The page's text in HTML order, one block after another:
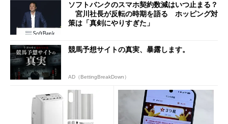
ソフトバンクのスマホ契約数減はいつ止まる？
宮川社長が反転の時期を語る ホッピング対
策は「真剣にやりすぎた」
競馬予想サイトの真実、暴露します。
AD（BettingBreakDown）